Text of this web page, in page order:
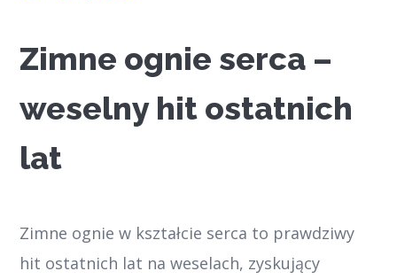
Zimne ognie serca –
weselny hit ostatnich
lat
Zimne ognie w kształcie serca to prawdziwy
hit ostatnich lat na weselach, zyskujący